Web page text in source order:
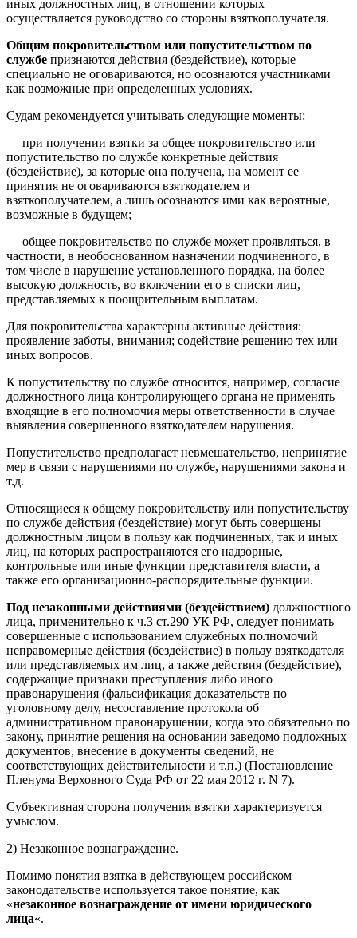
иных должностных лиц, в отношении которых
осуществляется руководство со стороны взяткополучателя.
Общим покровительством или попустительством по
службе признаются действия (бездействие), которые
специально не оговариваются, но осознаются участниками
как возможные при определенных условиях.
Судам рекомендуется учитывать следующие моменты:
— при получении взятки за общее покровительство или
попустительство по службе конкретные действия
(бездействие), за которые она получена, на момент ее
принятия не оговариваются взяткодателем и
взяткополучателем, а лишь осознаются ими как вероятные,
возможные в будущем;
— общее покровительство по службе может проявляться, в
частности, в необоснованном назначении подчиненного, в
том числе в нарушение установленного порядка, на более
высокую должность, во включении его в списки лиц,
представляемых к поощрительным выплатам.
Для покровительства характерны активные действия:
проявление заботы, внимания; содействие решению тех или
иных вопросов.
К попустительству по службе относится, например, согласие
должностного лица контролирующего органа не применять
входящие в его полномочия меры ответственности в случае
выявления совершенного взяткодателем нарушения.
Попустительство предполагает невмешательство, непринятие
мер в связи с нарушениями по службе, нарушениями закона и
т.д.
Относящиеся к общему покровительству или попустительству
по службе действия (бездействие) могут быть совершены
должностным лицом в пользу как подчиненных, так и иных
лиц, на которых распространяются его надзорные,
контрольные или иные функции представителя власти, а
также его организационно-распорядительные функции.
Под незаконными действиями (бездействием) должностного
лица, применительно к ч.3 ст.290 УК РФ, следует понимать
совершенные с использованием служебных полномочий
неправомерные действия (бездействие) в пользу взяткодателя
или представляемых им лиц, а также действия (бездействие),
содержащие признаки преступления либо иного
правонарушения (фальсификация доказательств по
уголовному делу, несоставление протокола об
административном правонарушении, когда это обязательно по
закону, принятие решения на основании заведомо подложных
документов, внесение в документы сведений, не
соответствующих действительности и т.п.) (Постановление
Пленума Верховного Суда РФ от 22 мая 2012 г. N 7).
Субъективная сторона получения взятки характеризуется
умыслом.
2) Незаконное вознаграждение.
Помимо понятия взятка в действующем российском
законодательстве используется такое понятие, как
«незаконное вознаграждение от имени юридического
лица«.